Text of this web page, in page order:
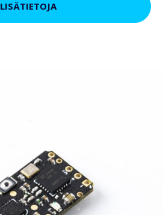
LISÄTIETOJA